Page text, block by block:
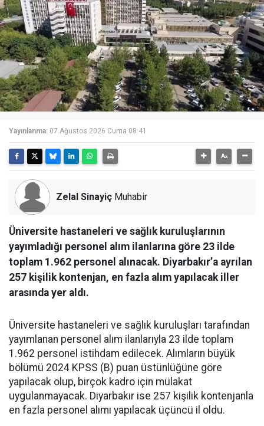
Yayınlanma: 07 Ağustos 2026 Cuma 08:41
Zelal Sinayiç Muhabir
Üniversite hastaneleri ve sağlık kuruluşlarının
yayımladığı personel alım ilanlarına göre 23 ilde
toplam 1.962 personel alınacak. Diyarbakır’a ayrılan
257 kişilik kontenjan, en fazla alım yapılacak iller
arasında yer aldı.
Üniversite hastaneleri ve sağlık kuruluşları tarafından
yayımlanan personel alım ilanlarıyla 23 ilde toplam
1.962 personel istihdam edilecek. Alımların büyük
bölümü 2024 KPSS (B) puan üstünlüğüne göre
yapılacak olup, birçok kadro için mülakat
uygulanmayacak. Diyarbakır ise 257 kişilik kontenjanla
en fazla personel alımı yapılacak üçüncü il oldu.